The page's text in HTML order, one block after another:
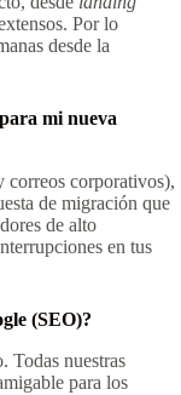
Por lo
desde la
mi nueva
correos corporativos),
de migración que
de alto
en tus
(SEO)?
Todas nuestras
para los